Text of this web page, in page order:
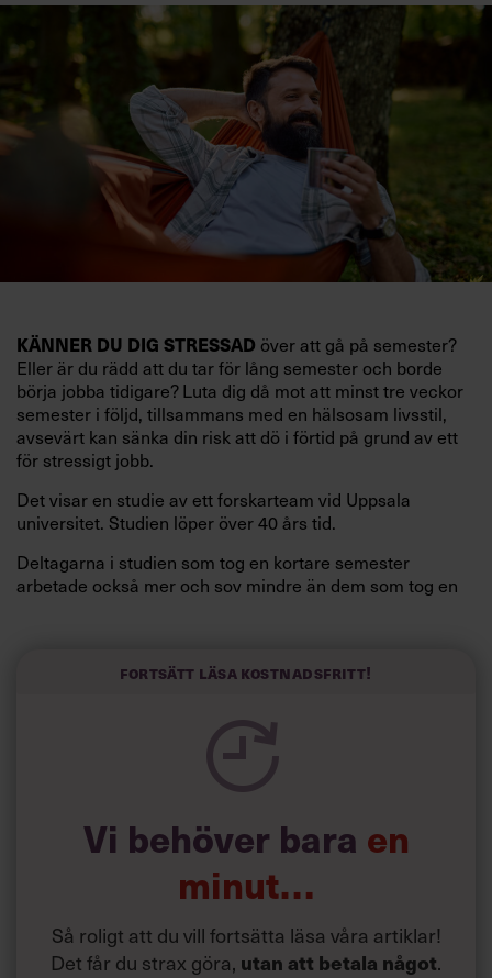
KÄNNER DU DIG STRESSAD över att gå på semester?
Eller är du rädd att du tar för lång semester och borde
börja jobba tidigare? Luta dig då mot att minst tre veckor
semester i följd, tillsammans med en hälsosam livsstil,
avsevärt kan sänka din risk att dö i förtid på grund av ett
för stressigt jobb.
Det visar en studie av ett forskarteam vid Uppsala
universitet. Studien löper över 40 års tid.
Deltagarna i studien som tog en kortare semester
arbetade också mer och sov mindre än dem som tog en
Forskarna tror sig dessutom kunna uttyda att en längre
försök att förändra livsstilsvanor.
Fortsätt läsa kostnadsfritt!
Vi behöver bara en
minut…
Så roligt att du vill fortsätta läsa våra artiklar!
Det får du strax göra, utan att betala något.